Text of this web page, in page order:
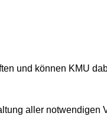
und können KMU
aller notwendigen